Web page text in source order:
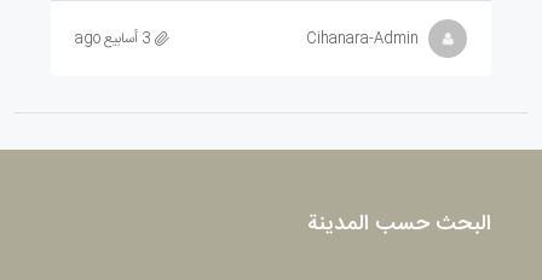
Cihanara-Admin 3 أسابيع ago
البحث حسب المدينة